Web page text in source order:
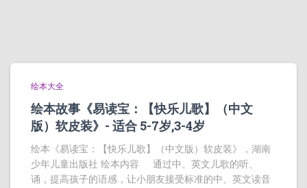
绘本大全
绘本故事《易读宝：【快乐儿歌】（中文
版）软皮装》- 适合 5-7岁,3-4岁
绘本《易读宝：【快乐儿歌】（中文版）软皮装》，湖南
少年儿童出版社 绘本内容 通过中、英文儿歌的听、
诵，提高孩子的语感，让小朋友接受标准的中、英文读音